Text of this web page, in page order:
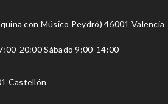
con Músico Peydró) 46001 Valencia
20:00 Sábado 9:00-14:00
Castellón